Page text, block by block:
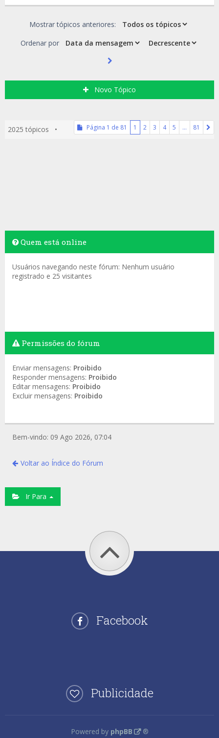
Mostrar tópicos anteriores:
Ordenar por
Novo Tópico
2025 tópicos • Página 1 de 81 1 2 3 4 5 … 81
Quem está online
Usuários navegando neste fórum: Nenhum usuário
registrado e 25 visitantes
Permissões do fórum
Enviar mensagens: Proibido
Responder mensagens: Proibido
Editar mensagens: Proibido
Excluir mensagens: Proibido
Bem-vindo: 09 Ago 2026, 07:04
Voltar ao Índice do Fórum
Ir Para
Facebook
Publicidade
Powered by phpBB ®